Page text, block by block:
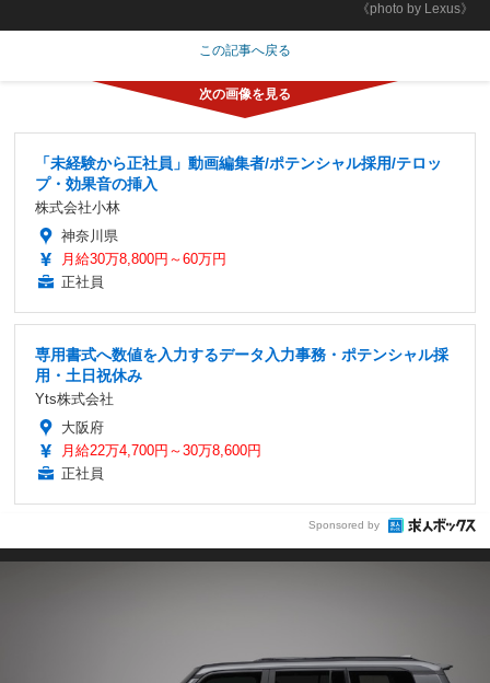
《photo by Lexus》
この記事へ戻る
「未経験から正社員」動画編集者/ポテンシャル採用/テロッ
プ・効果音の挿入
株式会社小林
神奈川県
月給30万8,800円～60万円
正社員
専用書式へ数値を入力するデータ入力事務・ポテンシャル採
用・土日祝休み
Yts株式会社
大阪府
月給22万4,700円～30万8,600円
正社員
Sponsored by